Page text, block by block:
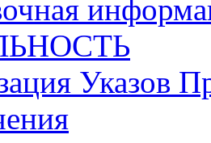
Указов